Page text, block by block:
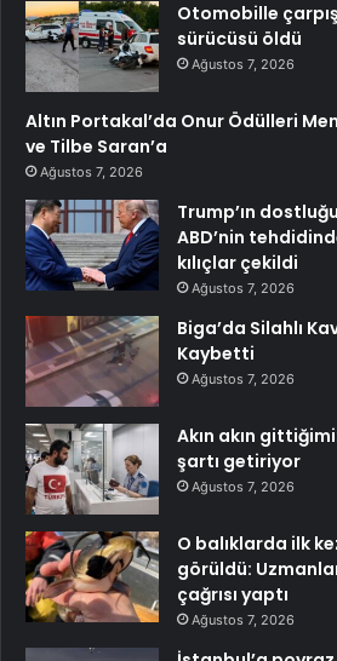
Otomobille
sürücüsü öldü
Ağustos 7, 2026
Altın Portakal’da Onur Ödülleri
ve Tilbe Saran’a
Ağustos 7, 2026
Trump’ın
ABD’nin
kılıçlar çekildi
Ağustos 7, 2026
Biga’da Silahlı
Kaybetti
Ağustos 7, 2026
Akın akın
şartı getiriyor
Ağustos 7, 2026
O balıklarda ilk
görüldü:
çağrısı yaptı
Ağustos 7, 2026